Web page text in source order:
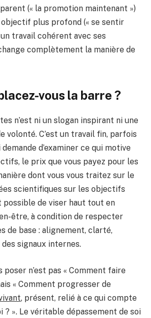
(« la promotion maintenant »)
plus profond (« se sentir
travail cohérent avec ses
complètement la manière de
vous la barre ?
n’est ni un slogan inspirant ni une
volonté. C’est un travail fin, parfois
d’examiner ce qui motive
le prix que vous payez pour les
dont vous vous traitez sur le
scientifiques sur les objectifs
possible de viser haut tout en
être, à condition de respecter
de base : alignement, clarté,
signaux internes.
poser n’est pas « Comment faire
« Comment progresser de
, présent, relié à ce qui compte
? ». Le véritable dépassement de soi